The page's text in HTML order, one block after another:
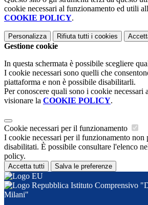
cookie necessari al funzionamento ed utili
COOKIE POLICY.
Personalizza Rifiuta tutti i cookies
Gestione cookie
In questa schermata è possibile scegliere
I cookie necessari sono quelli che
piattaforma e non è possibile disabilitarli.
Per conoscere quali sono i cookie necessari
visionare la COOKIE POLICY.
Cookie necessari per il funzionamento
I cookie necessari per il funzionamento non
disabilitati. È possibile consultare l'elenco
policy.
Accetta tutti Salva le preferenze
Istituto Comprensivo
Milani"